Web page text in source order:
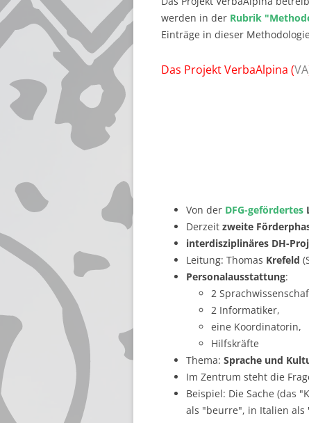
werden in der Rubrik
Einträge in dieser
Das Projekt VerbaAlpina (VA
Von der DFG-gefördertes
Derzeit zweite
interdisziplinäres DH-
Leitung: Thomas Krefeld
Personalausstattung:
2
2 Informatiker,
eine Koordinatorin,
Hilfskräfte
Thema: Sprache und
Im Zentrum steht die
Beispiel: Die Sache (das
als "beurre", in Italien als